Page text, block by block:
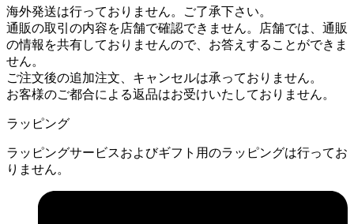
海外発送は行っておりません。ご了承下さい。
通販の取引の内容を店舗で確認できません。店舗では、通販
の情報を共有しておりませんので、お答えすることができま
せん。
ご注文後の追加注文、キャンセルは承っておりません。
お客様のご都合による返品はお受けいたしておりません。
ラッピング
ラッピングサービスおよびギフト用のラッピングは行ってお
りません。